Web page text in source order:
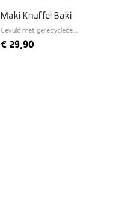
Maki Knuffel Baki
Gevuld met gerecyclede
€29,90